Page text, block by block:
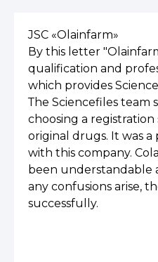
JSC «Olainfarm»
Ву this letter
qualification and
which provides
Тhе Sciencefiles team
choosing а
original drugs. It was
with this company.
been understandable
any confusions arise,
successfully.